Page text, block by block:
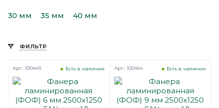
30 мм 35 мм 40 мм
ФИЛЬТР
Есть в наличии
Арт.: 100449 Есть в наличии
Арт.: 100464